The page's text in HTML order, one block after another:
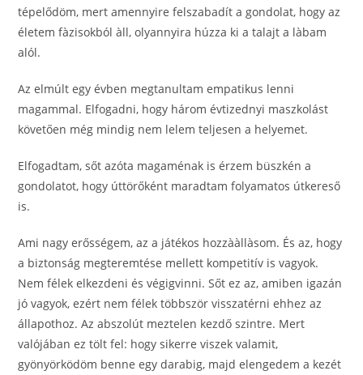
tépelődöm, mert amennyire felszabadít a gondolat, hogy az
életem fàzisokból àll, olyannyira húzza ki a talajt a làbam
alól.
Az elmúlt egy évben megtanultam empatikus lenni
magammal. Elfogadni, hogy három évtizednyi maszkolást
követően még mindig nem lelem teljesen a helyemet.
Elfogadtam, sőt azóta magaménak is érzem büszkén a
gondolatot, hogy úttörőként maradtam folyamatos útkereső
is.
Ami nagy erősségem, az a játékos hozzààllàsom. És az, hogy
a biztonság megteremtése mellett kompetitív is vagyok.
Nem félek elkezdeni és végigvinni. Sőt ez az, amiben igazán
jó vagyok, ezért nem félek többször visszatérni ehhez az
állapothoz. Az abszolút meztelen kezdő szintre. Mert
valójában ez tölt fel: hogy sikerre viszek valamit,
gyönyörködöm benne egy darabig, majd elengedem a kezét